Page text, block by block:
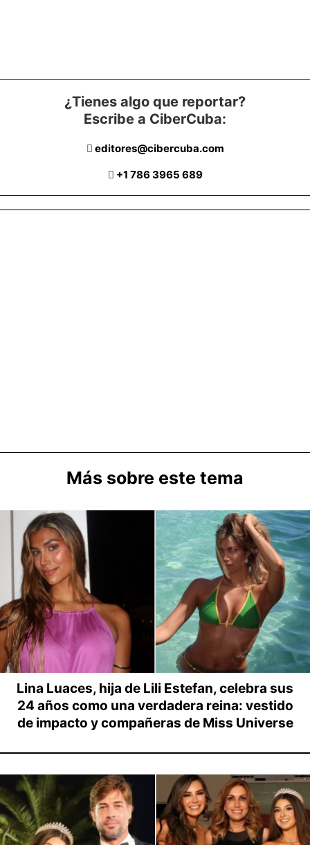
¿Tienes algo que reportar?
Escribe a CiberCuba:
editores@cibercuba.com
+1 786 3965 689
Más sobre este tema
Lina Luaces, hija de Lili Estefan, celebra sus
24 años como una verdadera reina: vestido
de impacto y compañeras de Miss Universe